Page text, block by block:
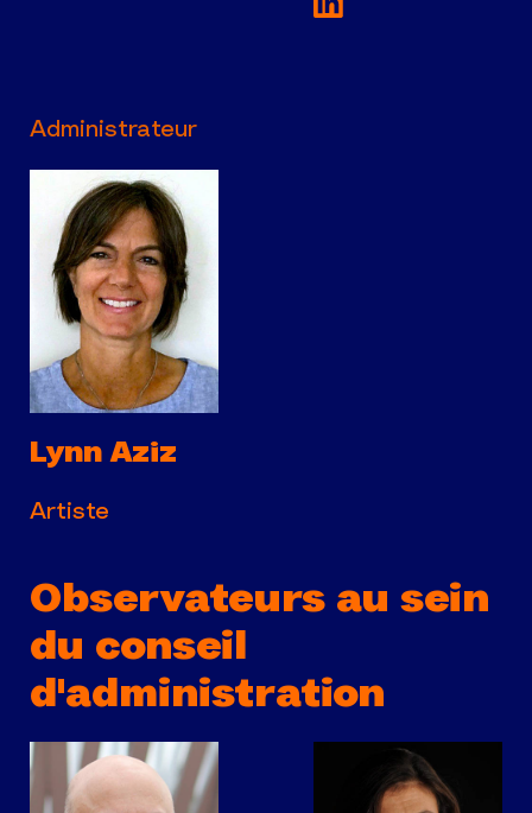
Administrateur
Lynn Aziz
Artiste
Observateurs au sein
du conseil
d'administration